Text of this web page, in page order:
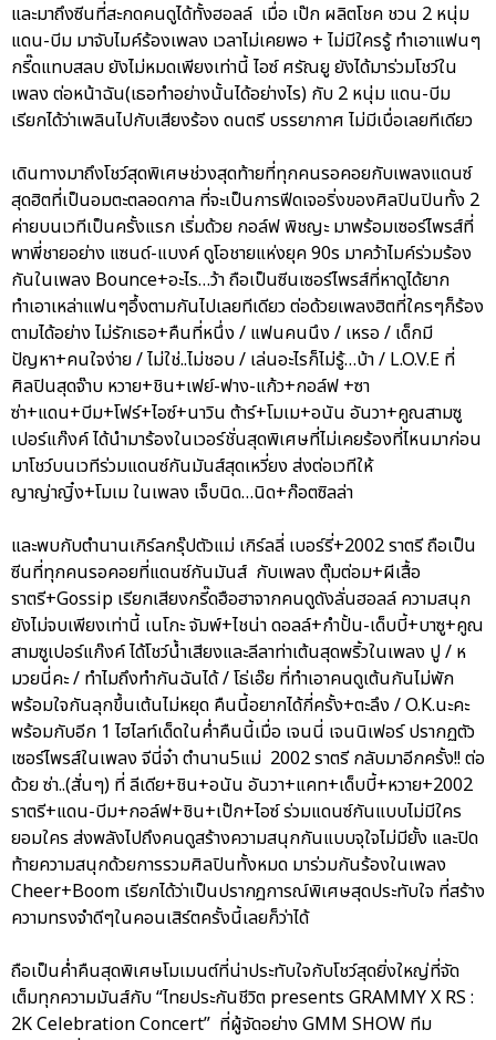
และมาถึงซีนที่สะกดคนดูได้ทั้งฮอลล์ เมื่อ เป๊ก ผลิตโชค ชวน 2 หนุ่ม
แดน-บีม มาจับไมค์ร้องเพลง เวลาไม่เคยพอ + ไม่มีใครรู้ ทำเอาแฟนๆ
กรี๊ดแทบสลบ ยังไม่หมดเพียงเท่านี้ ไอซ์ ศรัณยู ยังได้มาร่วมโชว์ใน
เพลง ต่อหน้าฉัน(เธอทำอย่างนั้นได้อย่างไร) กับ 2 หนุ่ม แดน-บีม
เรียกได้ว่าเพลินไปกับเสียงร้อง ดนตรี บรรยากาศ ไม่มีเบื่อเลยทีเดียว
เดินทางมาถึงโชว์สุดพิเศษช่วงสุดท้ายที่ทุกคนรอคอยกับเพลงแดนซ์
สุดฮิตที่เป็นอมตะตลอดกาล ที่จะเป็นการฟีดเจอริ่งของศิลปินปินทั้ง 2
ค่ายบนเวทีเป็นครั้งแรก เริ่มด้วย กอล์ฟ พิชญะ มาพร้อมเซอร์ไพรส์ที่
พาพี่ชายอย่าง แซนด์-แบงค์ ดูโอชายแห่งยุค 90s มาคว้าไมค์ร่วมร้อง
กันในเพลง Bounce+อะไร…ว้า ถือเป็นซีนเซอร์ไพรส์ที่หาดูได้ยาก
ทำเอาเหล่าแฟนๆอึ้งตามกันไปเลยทีเดียว ต่อด้วยเพลงฮิตที่ใครๆก็ร้อง
ตามได้อย่าง ไม่รักเธอ+คืนที่หนึ่ง / แฟนคนนึง / เหรอ / เด็กมี
ปัญหา+คนใจง่าย / ไม่ใช่..ไม่ชอบ / เล่นอะไรก็ไม่รู้…บ้า / L.O.V.E ที่
ศิลปินสุดจ๊าบ หวาย+ชิน+เฟย์-ฟาง-แก้ว+กอล์ฟ +ซา
ซ่า+แดน+บีม+โฟร์+ไอซ์+นาวิน ต้าร์+โมเม+อนัน อันวา+คูณสามซู
เปอร์แก๊งค์ ได้นำมาร้องในเวอร์ชั่นสุดพิเศษที่ไม่เคยร้องที่ไหนมาก่อน
มาโชว์บนเวทีร่วมแดนซ์กันมันส์สุดเหวี่ยง ส่งต่อเวทีให้
ญาญ่าญิ๋ง+โมเม ในเพลง เจ็บนิด…นิด+ก๊อตซิลล่า
และพบกับตำนานเกิร์ลกรุ๊ปตัวแม่ เกิร์ลลี่ เบอร์รี่+2002 ราตรี ถือเป็น
ซีนที่ทุกคนรอคอยที่แดนซ์กันมันส์ กับเพลง ตุ๊มต่อม+ผีเสื้อ
ราตรี+Gossip เรียกเสียงกรี๊ดฮือฮาจากคนดูดังลั่นฮอลล์ ความสนุก
ยังไม่จบเพียงเท่านี้ เนโกะ จัมพ์+ไชน่า ดอลล์+กำปั้น-เด็บบี้+บาซู+คูณ
สามซูเปอร์แก๊งค์ ได้โชว์น้ำเสียงและลีลาท่าเต้นสุดพริ้วในเพลง ปู / ห
มวยนี่คะ / ทำไมถึงทำกันฉันได้ / โธ่เอ๊ย ที่ทำเอาคนดูเต้นกันไม่พัก
พร้อมใจกันลุกขึ้นเต้นไม่หยุด คืนนี้อยากได้กี่ครั้ง+ตะลึง / O.K.นะคะ
พร้อมกับอีก 1 ไฮไลท์เด็ดในค่ำคืนนี้เมื่อ เจนนี่ เจนนิเฟอร์ ปรากฏตัว
เซอร์ไพรส์ในเพลง จีนี่จ๋า ตำนาน5แม่ 2002 ราตรี กลับมาอีกครั้ง!! ต่อ
ด้วย ซ่า..(สั่นๆ) ที่ ลีเดีย+ชิน+อนัน อันวา+แคท+เด็บบี้+หวาย+2002
ราตรี+แดน-บีม+กอล์ฟ+ชิน+เป๊ก+ไอซ์ ร่วมแดนซ์กันแบบไม่มีใคร
ยอมใคร ส่งพลังไปถึงคนดูสร้างความสนุกกันแบบจุใจไม่มียั้ง และปิด
ท้ายความสนุกด้วยการรวมศิลปินทั้งหมด มาร่วมกันร้องในเพลง
Cheer+Boom เรียกได้ว่าเป็นปรากฎการณ์พิเศษสุดประทับใจ ที่สร้าง
ความทรงจำดีๆในคอนเสิร์ตครั้งนี้เลยก็ว่าได้
ถือเป็นค่ำคืนสุดพิเศษโมเมนต์ที่น่าประทับใจกับโชว์สุดยิ่งใหญ่ที่จัด
เต็มทุกความมันส์กับ “ไทยประกันชีวิต presents GRAMMY X RS :
2K Celebration Concert” ที่ผู้จัดอย่าง GMM SHOW ทีม